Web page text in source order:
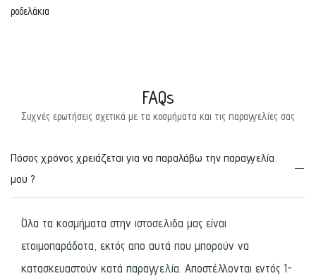
ροδελάκια
FAQs
Συχνές ερωτήσεις σχετικά με τα κοσμήματα και τις παραγγελίες σας
Πόσος χρόνος χρειάζεται για να παραλάβω την παραγγελία
μου ?
Όλα τα κοσμήματα στην ιστοσελιδα μας είναι
ετοιμοπαράδοτα, εκτός απο αυτά που μπορούν να
κατασκευαστούν κατά παραγγελία. Αποστέλλονται εντός 1-